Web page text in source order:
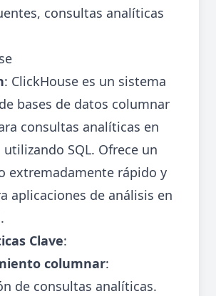
consultas analíticas
: ClickHouse es un sistema
bases de datos columnar
consultas analíticas en
SQL. Ofrece un
extremadamente rápido y
aplicaciones de análisis en
Clave:
columnar:
de consultas analíticas.